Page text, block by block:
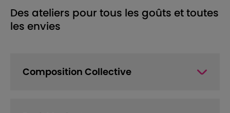
Des ateliers pour tous les goûts et toutes
les envies
Composition Collective